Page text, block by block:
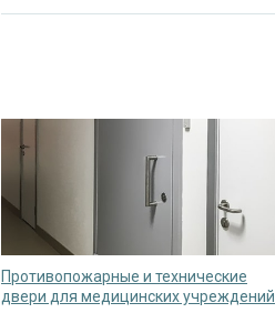
Противопожарные и технические
двери для медицинских учреждений